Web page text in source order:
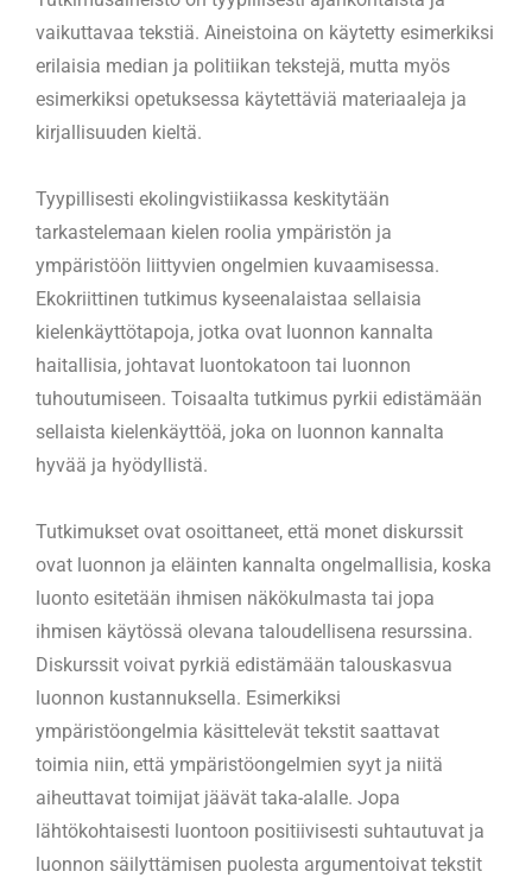
vaikuttavaa tekstiä. Aineistoina on käytetty esimerkiksi
erilaisia median ja politiikan tekstejä, mutta myös
esimerkiksi opetuksessa käytettäviä materiaaleja ja
kirjallisuuden kieltä.
Tyypillisesti ekolingvistiikassa keskitytään
tarkastelemaan kielen roolia ympäristön ja
ympäristöön liittyvien ongelmien kuvaamisessa.
Ekokriittinen tutkimus kyseenalaistaa sellaisia
kielenkäyttötapoja, jotka ovat luonnon kannalta
haitallisia, johtavat luontokatoon tai luonnon
tuhoutumiseen. Toisaalta tutkimus pyrkii edistämään
sellaista kielenkäyttöä, joka on luonnon kannalta
hyvää ja hyödyllistä.
Tutkimukset ovat osoittaneet, että monet diskurssit
ovat luonnon ja eläinten kannalta ongelmallisia, koska
luonto esitetään ihmisen näkökulmasta tai jopa
ihmisen käytössä olevana taloudellisena resurssina.
Diskurssit voivat pyrkiä edistämään talouskasvua
luonnon kustannuksella. Esimerkiksi
ympäristöongelmia käsittelevät tekstit saattavat
toimia niin, että ympäristöongelmien syyt ja niitä
aiheuttavat toimijat jäävät taka-alalle. Jopa
lähtökohtaisesti luontoon positiivisesti suhtautuvat ja
luonnon säilyttämisen puolesta argumentoivat tekstit